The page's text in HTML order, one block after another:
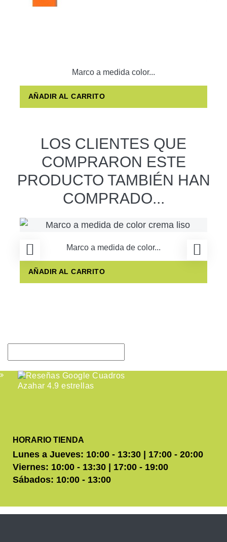
Marco a medida color...
AÑADIR AL CARRITO
LOS CLIENTES QUE
COMPRARON ESTE
PRODUCTO TAMBIÉN HAN
COMPRADO...
Marco a medida de color...
AÑADIR AL CARRITO
HORARIO TIENDA
Lunes a Jueves: 10:00 - 13:30 | 17:00 - 20:00
Viernes: 10:00 - 13:30 | 17:00 - 19:00
Sábados: 10:00 - 13:00